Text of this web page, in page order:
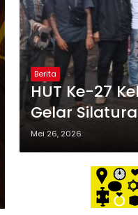
Berita
HUT Ke-27
Gelar
Anak-Anak
Mei 26, 2026